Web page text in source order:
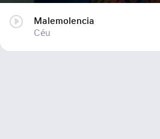
Malemolencia
Céu